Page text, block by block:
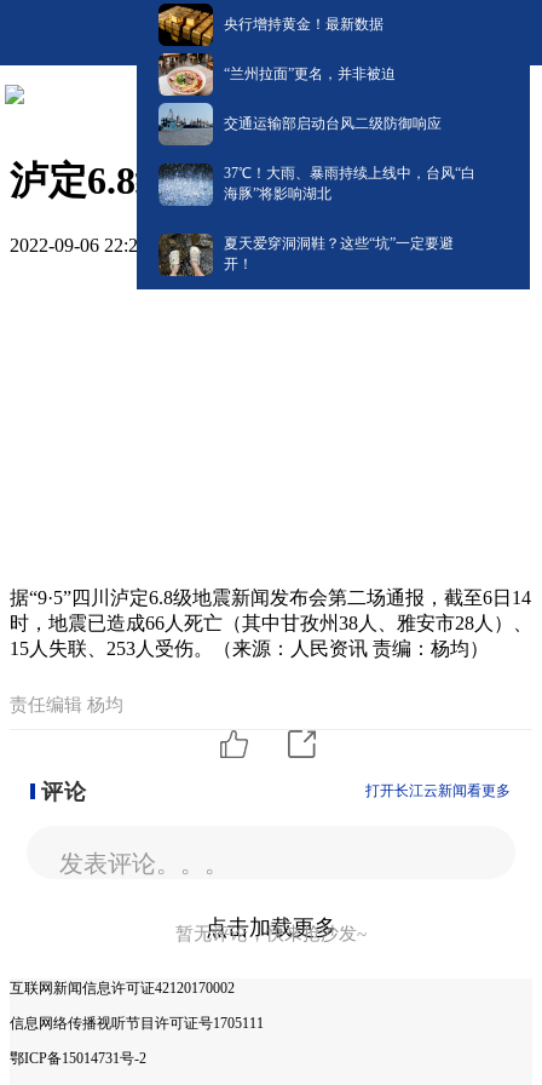
央行增持黄金！最新数据
“兰州拉面”更名，并非被迫
交通运输部启动台风二级防御响应
​37℃！大雨、暴雨持续上线中，台风“白
海豚”将影响湖北
夏天爱穿洞洞鞋？这些“坑”一定要避
开！
泸定6.8级地震已致66人遇难
2022-09-06 22:27
据“9·5”四川泸定6.8级地震新闻发布会第二场通报，截至6日14
时，地震已造成66人死亡（其中甘孜州38人、雅安市28人）、
15人失联、253人受伤。（来源：人民资讯 责编：杨均）
责任编辑 杨均
评论 打开长江云新闻看更多
发表评论。。。
暂无评论，快来抢沙发~
点击加载更多
互联网新闻信息许可证42120170002
信息网络传播视听节目许可证号1705111
鄂ICP备15014731号-2